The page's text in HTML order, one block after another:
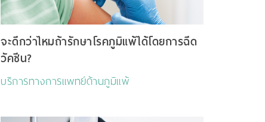
จะดีกว่าไหมถ้ารักษาโรคภูมิแพ้ได้โดยการฉีด
วัคซีน?
บริการทางการแพทย์ด้านภูมิแพ้